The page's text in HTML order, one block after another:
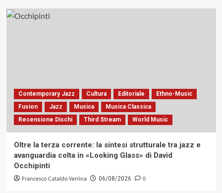
Contemporary Jazz Cultura Editoriale
Ethno-Music
Fusion
Jazz Musica
Musica Classica
Recensione Dischi
Third Stream World Music
Oltre la terza corrente: la sintesi strutturale tra jazz e
avanguardia colta in «Looking Glass» di David
Occhipinti
Francesco Cataldo Verrina 06/08/2026 0